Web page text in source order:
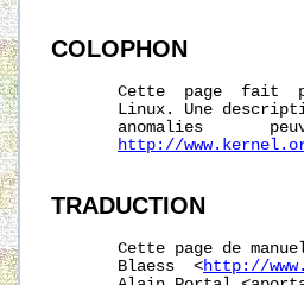
COLOPHON
Cette  page  fait
Linux. Une
anomalies
http://
TRADUCTION
Cette page de
       Blaess  <
http://